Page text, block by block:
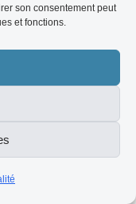
son consentement peut
et fonctions.
partiellement
leur
plus installés
pour son
dépend de